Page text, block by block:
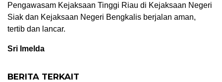
Pengawasam Kejaksaan Tinggi Riau di Kejaksaan Negeri
Siak dan Kejaksaan Negeri Bengkalis berjalan aman,
tertib dan lancar.
Sri Imelda
BERITA TERKAIT